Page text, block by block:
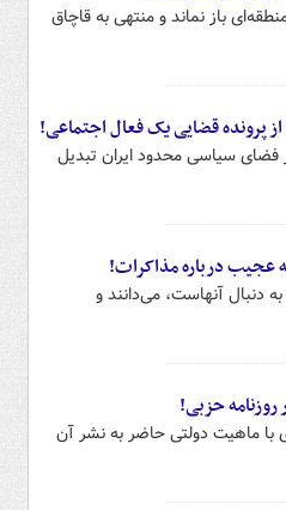
باز نماند و منتهی به قاچاق
پرونده قضایی یک فعال اجتماعی!
فضای سیاسی محدود ایران تبدیل
عجیب درباره مذاکرات!
دنبال آنهاست، می‌دانند و
حزبی!
با ماهیت دولتی حاضر به نشر آن